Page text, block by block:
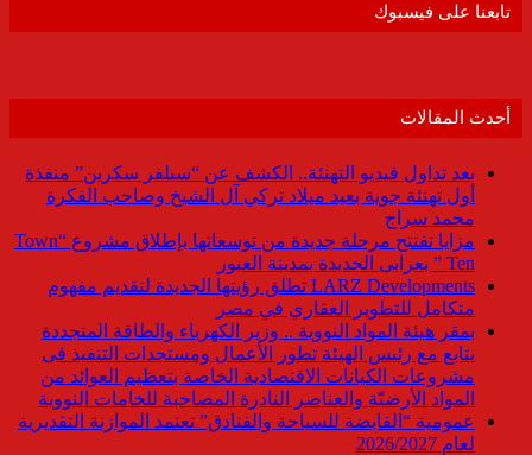
تابعنا على فيسبوك
أحدث المقالات
بعد تداول فيديو التهنئة.. الكشف عن “سيلفر سكرين” منفذة
أول تهنئة جوية بعيد ميلاد تركي آل الشيخ وصاحب الفكرة
محمد سراج
مزايا تفتتح مرحلة جديدة من توسعاتها بإطلاق مشروع “Town
Ten ” بعرابى الجديدة بمدينة العبور
LARZ Developments تطلق رؤيتها الجديدة لتقديم مفهوم
متكامل للتطوير العقاري في مصر
بمقر هيئة المواد النووية .. وزير الكهرباء والطاقة المتجددة
يتابع مع رئيس الهيئة تطور الأعمال ومستجدات التنفيذ فى
مشروعات الكيانات الاقتصادية الخاصة بتعظيم العوائد من
المواد الأرضيّة والعناصر النادرة المصاحبة للخامات النووية
عمومية “القابضة للسياحة والفنادق” تعتمد الموازنة التقديرية
لعام 2026/2027